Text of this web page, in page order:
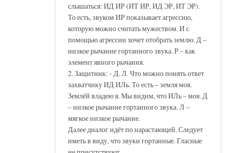
слышаться: ИД ИР (ИТ ИР, ИД ЭР, ИТ ЭР).
То есть, звуком ИР показывает агрессию,
которую можно считать мужеством. И с
помощью агрессии хочет отобрать землю. Д –
низкое рычание гортанного звука. Р – как
элемент явного рычания.
2. Защитник: - Д. Л. Что можно понять ответ
захватчику ИД ИЛь. То есть – земля моя.
Землёй владею я. Мы видим, что ИЛь – моя. Д
– низкое рычание гортанного звука. Л –
мягкое низкое рычание.
Далее диалог идёт по нарастающей. Следует
иметь в виду, что звуки гортанные. Гласные